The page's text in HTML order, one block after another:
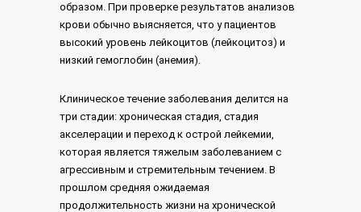
образом. При проверке результатов анализов
крови обычно выясняется, что у пациентов
высокий уровень лейкоцитов (лейкоцитоз) и
низкий гемоглобин (анемия).
Клиническое течение заболевания делится на
три стадии: хроническая стадия, стадия
акселерации и переход к острой лейкемии,
которая является тяжелым заболеванием с
агрессивным и стремительным течением. В
прошлом средняя ожидаемая
продолжительность жизни на хронической